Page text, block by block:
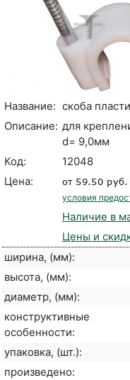
Название: скоба
Описание: для
d= 9,0мм
Код:
12048
Цена:
условия
Наличие в
Цены и
ширина, (мм):
высота, (мм):
диаметр, (мм):
конструктивные
особенности:
упаковка, (шт.):
произведено: